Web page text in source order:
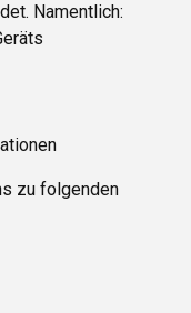
Namentlich:
zu folgenden